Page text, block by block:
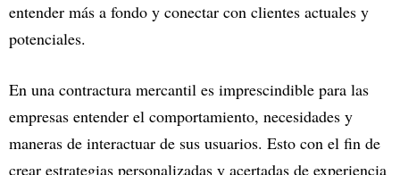
entender más a fondo y conectar con clientes actuales y
potenciales.
En una contractura mercantil es imprescindible para las
empresas entender el comportamiento, necesidades y
maneras de interactuar de sus usuarios. Esto con el fin de
crear estrategias personalizadas y acertadas de experiencia